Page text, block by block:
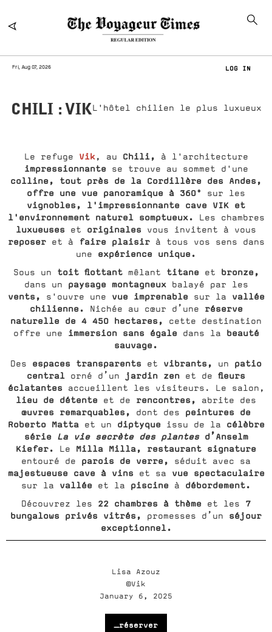
Fri, Aug 07, 2026 LOG IN
CHILI : VIKL'hôtel chilien le plus luxueux
Le refuge Vik , au Chili, à l'architecture
impressionnante se trouve au sommet d'une
colline, tout près de la Cordillère des Andes,
offre une vue panoramique à 360°
sur les
vignobles, l'impressionnante cave VIK et
l'environnement naturel somptueux.
Les chambres
luxueuses et originales vous invitent à vous
reposeret à faire plaisirà tous vos sens dans
une expérience unique.
Sous un toit flottant mêlant titaneet bronze,
dans un paysage montagneuxbalayé par les
vents, s'ouvre une vue imprenablesur la vallée
chilienne. Nichée au cœur d’une réserve
naturelle de 4 450 hectares,
cette destination
offre une immersion sans égaledans la beauté
sauvage.
Des espaces transparents et vibrants, un patio
central orné d’un jardin zen et de fleurs
éclatantesaccueillent les visiteurs. Le salon,
lieu de détente et de rencontres, abrite des
œuvres remarquables, dont des peintures de
Roberto Mattaet un diptyqueissu de la célèbre
série La vie secrète des plantesd’Anselm
Kiefer.
Le Milla Milla, restaurant signature
entouré de parois de verre, séduit avec sa
majestueuse cave à vinset sa vue spectaculaire
sur la vallée et la piscine à débordement.
Découvrez les 22 chambres à thème et les 7
bungalows privés vitrés,
promesses d’un
séjour
exceptionnel.
Lisa Azouz
©Vik
January 6, 2025
_réserver